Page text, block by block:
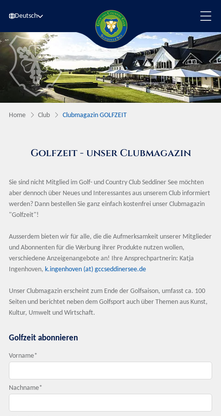
Deutsch
Home Club Clubmagazin GOLFZEIT
Golfzeit - unser Clubmagazin
Sie sind nicht Mitglied im Golf- und Country Club Seddiner See möchten
aber dennoch über Neues und Interessantes aus unserem Club informiert
werden? Dann bestellen Sie ganz einfach kostenfrei unser Clubmagazin
"Golfzeit"!
Ausserdem bieten wir für alle, die die Aufmerksamkeit unserer Mitglieder
und Abonnenten für die Werbung ihrer Produkte nutzen wollen,
verschiedene Anzeigenangebote an! Ihre Ansprechpartnerin: Katja
Ingenhoven, k.ingenhoven (at) gccseddinersee.de
Unser Clubmagazin erscheint zum Ende der Golfsaison, umfasst ca. 100
Seiten und berichtet neben dem Golfsport auch über Themen aus Kunst,
Kultur, Umwelt und Wirtschaft.
Golfzeit abonnieren
Vorname*
Nachname*